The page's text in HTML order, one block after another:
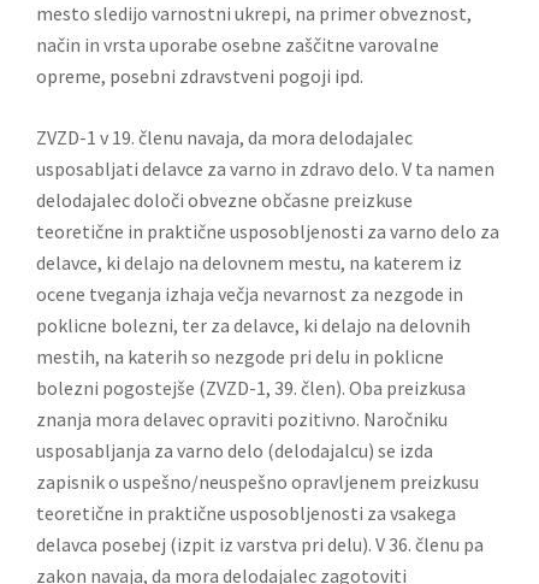
mesto sledijo varnostni ukrepi, na primer obveznost,
način in vrsta uporabe osebne zaščitne varovalne
opreme, posebni zdravstveni pogoji ipd.
ZVZD-1 v 19. členu navaja, da mora delodajalec
usposabljati delavce za varno in zdravo delo. V ta namen
delodajalec določi obvezne občasne preizkuse
teoretične in praktične usposobljenosti za varno delo za
delavce, ki delajo na delovnem mestu, na katerem iz
ocene tveganja izhaja večja nevarnost za nezgode in
poklicne bolezni, ter za delavce, ki delajo na delovnih
mestih, na katerih so nezgode pri delu in poklicne
bolezni pogostejše (ZVZD-1, 39. člen). Oba preizkusa
znanja mora delavec opraviti pozitivno. Naročniku
usposabljanja za varno delo (delodajalcu) se izda
zapisnik o uspešno/neuspešno opravljenem preizkusu
teoretične in praktične usposobljenosti za vsakega
delavca posebej (izpit iz varstva pri delu). V 36. členu pa
zakon navaja, da mora delodajalec zagotoviti